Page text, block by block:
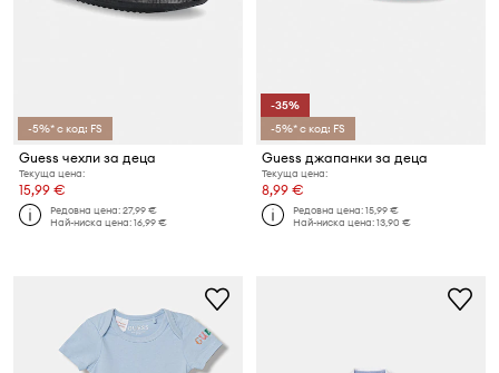
-5%* с код: FS
Guess чехли за деца
Текуща цена:
15,99 €
Редовна цена:27,99 €
Най-ниска цена:16,99 €
-35%
-5%* с код: FS
Guess джапанки за деца
Текуща цена:
8,99 €
Редовна цена:15,99 €
Най-ниска цена:13,90 €